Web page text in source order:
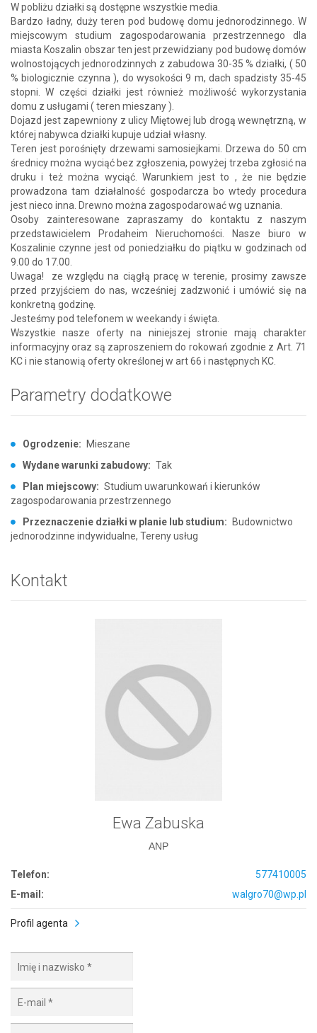
W pobliżu działki są dostępne wszystkie media.
Bardzo ładny, duży teren pod budowę domu jednorodzinnego. W
miejscowym studium zagospodarowania przestrzennego dla
miasta Koszalin obszar ten jest przewidziany pod budowę domów
wolnostojących jednorodzinnych z zabudowa 30-35 % działki, ( 50
% biologicznie czynna ), do wysokości 9 m, dach spadzisty 35-45
stopni. W części działki jest również możliwość wykorzystania
domu z usługami ( teren mieszany ).
Dojazd jest zapewniony z ulicy Miętowej lub drogą wewnętrzną, w
której nabywca działki kupuje udział własny.
Teren jest porośnięty drzewami samosiejkami. Drzewa do 50 cm
średnicy można wyciąć bez zgłoszenia, powyżej trzeba zgłosić na
druku i też można wyciąć. Warunkiem jest to , że nie będzie
prowadzona tam działalność gospodarcza bo wtedy procedura
jest nieco inna. Drewno można zagospodarować wg uznania.
Osoby zainteresowane zapraszamy do kontaktu z naszym
przedstawicielem Prodaheim Nieruchomości. Nasze biuro w
Koszalinie czynne jest od poniedziałku do piątku w godzinach od
9.00 do 17.00.
Uwaga! ze względu na ciągłą pracę w terenie, prosimy zawsze
przed przyjściem do nas, wcześniej zadzwonić i umówić się na
konkretną godzinę.
Jesteśmy pod telefonem w weekandy i święta.
Wszystkie nasze oferty na niniejszej stronie mają charakter
informacyjny oraz są zaproszeniem do rokowań zgodnie z Art. 71
KC i nie stanowią oferty określonej w art 66 i następnych KC.
Parametry dodatkowe
Ogrodzenie:
Mieszane
Wydane warunki zabudowy: Tak
Plan miejscowy: Studium uwarunkowań i kierunków
zagospodarowania przestrzennego
Przeznaczenie działki w planie lub studium:
Budownictwo
jednorodzinne indywidualne, Tereny usług
Kontakt
Ewa Zabuska
ANP
Telefon:
577410005
E-mail:
walgro70@wp.pl
Profil agenta